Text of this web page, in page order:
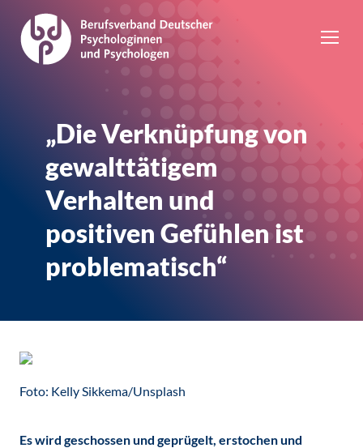
„Die Verknüpfung von
gewalttätigem
Verhalten und
positiven Gefühlen ist
problematisch“
Foto: Kelly Sikkema/Unsplash
Es wird geschossen und geprügelt, erstochen und